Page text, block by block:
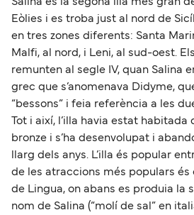
Eòlies i es troba just al nord de
en tres zones diferents: Santa
Malfi, al nord, i Leni, al sud-oest.
remunten al segle IV, quan Salina
grec que s’anomenava Didyme,
“bessons” i feia referència a les
Tot i així, l’illa havia estat habitada
bronze i s’ha desenvolupat i
llarg dels anys. L’illa és popular
de les atraccions més populars és
de Lingua, on abans es produia la
nom de Salina (“molí de sal” en